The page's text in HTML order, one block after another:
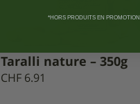
Taralli nature – 350g
CHF 6.91
*HORS PRODUITS EN PROMOTION